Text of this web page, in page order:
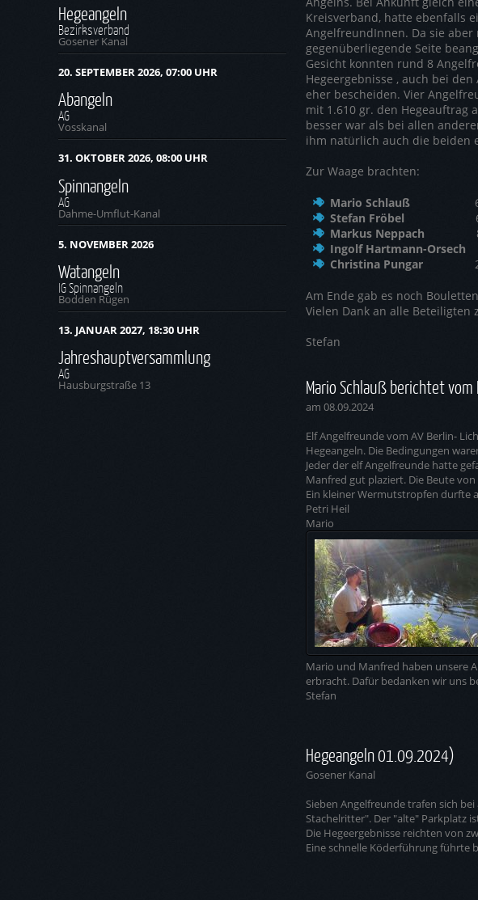
Hegeangeln
Bezirksverband
Gosener Kanal
20. SEPTEMBER 2026, 07:00 UHR
Abangeln
AG
Vosskanal
31. OKTOBER 2026, 08:00 UHR
Spinnangeln
AG
Dahme-Umflut-Kanal
5. NOVEMBER 2026
Watangeln
IG Spinnangeln
Bodden Rügen
13. JANUAR 2027, 18:30 UHR
Jahreshauptversammlung
AG
Hausburgstraße 13
Kreisverband, hatte ebenfalls
AngelfreundInnen. Da sie
gegenüberliegende Seite
Gesicht konnten rund 8
Hegeergebnisse , auch bei
eher bescheiden. Vier
mit 1.610 gr. den Hegeauftrag
besser war als bei allen
ihm natürlich auch die beiden
Zur Waage brachten:
Mario Schlauß 6
Stefan Fröbel 6
Markus Neppach
8
Ingolf Hartmann-Orsech
Christina Pungar 2
Am Ende gab es noch
Vielen Dank an alle
Stefan
Mario Schlauß berichtet
am 08.09.2024
Elf Angelfreunde vom AV Berlin-
Hegeangeln. Die Bedingungen
Jeder der elf Angelfreunde hatte
Manfred gut plaziert. Die Beute
Ein kleiner Wermutstropfen durfte
Petri Heil
Mario
Mario und Manfred haben unsere
erbracht. Dafür bedanken wir uns
Stefan
Hegeangeln 01.09.2024)
Gosener Kanal
Sieben Angelfreunde trafen sich
Stachelritter". Der "alte" Parkplatz
Die Hegeergebnisse reichten von
Eine schnelle Köderführung führte